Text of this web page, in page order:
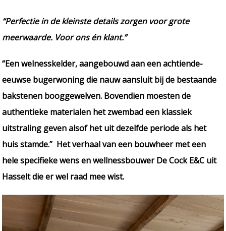
“Perfectie in de kleinste details zorgen voor grote
meerwaarde. Voor ons én klant.”
“Een welnesskelder, aangebouwd aan een achtiende-
eeuwse bugerwoning die nauw aansluit bij de bestaande
bakstenen booggewelven. Bovendien moesten de
authentieke materialen het zwembad een klassiek
uitstraling geven alsof het uit dezelfde periode als het
huis stamde.” Het verhaal van een bouwheer met een
hele specifieke wens en wellnessbouwer De Cock E&C uit
Hasselt die er wel raad mee wist.